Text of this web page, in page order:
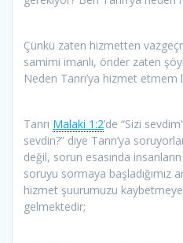
Çünkü zaten hizmetten
samimi imanlı, önder zaten
Neden Tanrı’ya hizmet etmem
Tanrı Malaki 1:2’de “Sizi
sevdin?” diye Tanrı’ya
değil, sorun esasında
soruyu sormaya başladığımız
hizmet şuurumuzu kaybetmeye
gelmektedir;